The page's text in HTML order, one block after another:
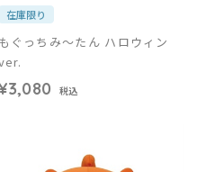
在庫限り
もぐっちみ～たん ハロウィン
税込